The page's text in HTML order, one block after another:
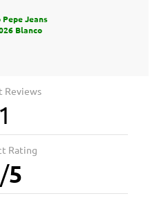
Jeans
Blanco
Reviews
1
Rating
/5